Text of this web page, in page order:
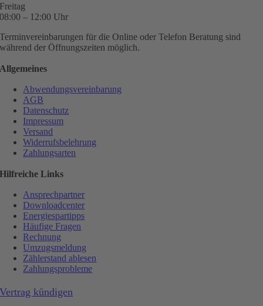
Freitag
08:00 – 12:00 Uhr
Terminvereinbarungen für die Online oder Telefon Beratung sind
während der Öffnungszeiten möglich.
Allgemeines
Abwendungsvereinbarung
AGB
Datenschutz
Impressum
Versand
Widerrufsbelehrung
Zahlungsarten
Hilfreiche Links
Ansprechpartner
Downloadcenter
Energiespartipps
Häufige Fragen
Rechnung
Umzugsmeldung
Zählerstand ablesen
Zahlungsprobleme
Vertrag kündigen